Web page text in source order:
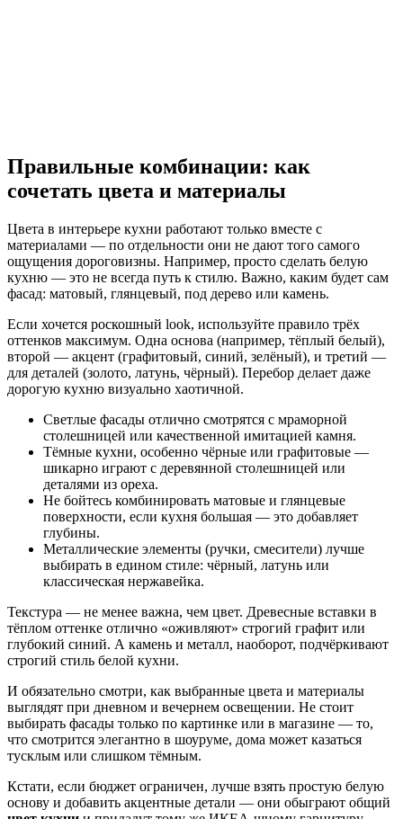
Правильные комбинации: как
сочетать цвета и материалы
Цвета в интерьере кухни работают только вместе с
материалами — по отдельности они не дают того самого
ощущения дороговизны. Например, просто сделать белую
кухню — это не всегда путь к стилю. Важно, каким будет сам
фасад: матовый, глянцевый, под дерево или камень.
Если хочется роскошный look, используйте правило трёх
оттенков максимум. Одна основа (например, тёплый белый),
второй — акцент (графитовый, синий, зелёный), и третий —
для деталей (золото, латунь, чёрный). Перебор делает даже
дорогую кухню визуально хаотичной.
Светлые фасады отлично смотрятся с мраморной
столешницей или качественной имитацией камня.
Тёмные кухни, особенно чёрные или графитовые —
шикарно играют с деревянной столешницей или
деталями из ореха.
Не бойтесь комбинировать матовые и глянцевые
поверхности, если кухня большая — это добавляет
глубины.
Металлические элементы (ручки, смесители) лучше
выбирать в едином стиле: чёрный, латунь или
классическая нержавейка.
Текстура — не менее важна, чем цвет. Древесные вставки в
тёплом оттенке отлично «оживляют» строгий графит или
глубокий синий. А камень и металл, наоборот, подчёркивают
строгий стиль белой кухни.
И обязательно смотри, как выбранные цвета и материалы
выглядят при дневном и вечернем освещении. Не стоит
выбирать фасады только по картинке или в магазине — то,
что смотрится элегантно в шоуруме, дома может казаться
тусклым или слишком тёмным.
Кстати, если бюджет ограничен, лучше взять простую белую
основу и добавить акцентные детали — они обыграют общий